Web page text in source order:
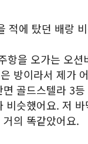
적에 탔던 배랑
항을 오가는 오션
방이라서 제가
골드스텔라 3
비슷했어요. 저
의 똑같았어요.